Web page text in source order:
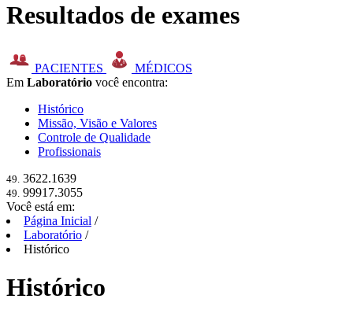
Resultados de exames
PACIENTES
MÉDICOS
Em Laboratório você encontra:
Histórico
Missão, Visão e Valores
Controle de Qualidade
Profissionais
49. 3622.1639
49. 99917.3055
Você está em:
Página Inicial /
Laboratório /
Histórico
Histórico